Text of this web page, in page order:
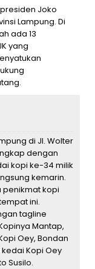
Joko
Lampung. Di
ada 13
yang
di Jl. Wolter
dengan
kopi ke-34 milik
kemarin.
penikmat kopi
ini.
tagline
Mantap,
Oey, Bondan
Kopi Oey
Susilo.